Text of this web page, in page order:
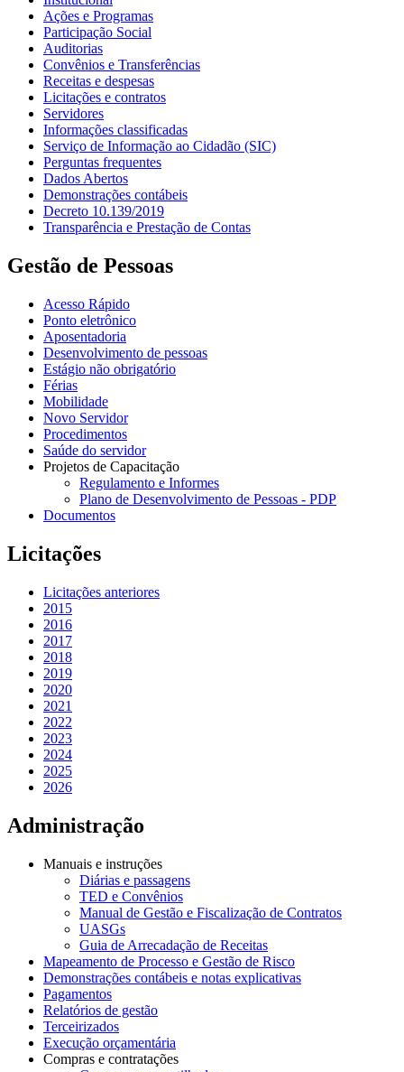
Ações e Programas
Participação Social
Auditorias
Convênios e Transferências
Receitas e despesas
Licitações e contratos
Servidores
Informações classificadas
Serviço de Informação ao Cidadão (SIC)
Perguntas frequentes
Dados Abertos
Demonstrações contábeis
Decreto 10.139/2019
Transparência e Prestação de Contas
Gestão de Pessoas
Acesso Rápido
Ponto eletrônico
Aposentadoria
Desenvolvimento de pessoas
Estágio não obrigatório
Férias
Mobilidade
Novo Servidor
Procedimentos
Saúde do servidor
Projetos de Capacitação
Regulamento e Informes
Plano de Desenvolvimento de Pessoas - PDP
Documentos
Licitações
Licitações anteriores
2015
2016
2017
2018
2019
2020
2021
2022
2023
2024
2025
2026
Administração
Manuais e instruções
Diárias e passagens
TED e Convênios
Manual de Gestão e Fiscalização de Contratos
UASGs
Guia de Arrecadação de Receitas
Mapeamento de Processo e Gestão de Risco
Demonstrações contábeis e notas explicativas
Pagamentos
Relatórios de gestão
Terceirizados
Execução orçamentária
Compras e contratações